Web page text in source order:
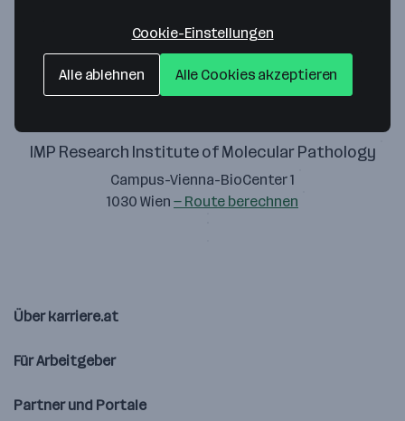
IMP Research Institute of Molecular Pathology
Campus-Vienna-BioCenter 1
1030 Wien — Route berechnen
Über karriere.at
Für Arbeitgeber
Partner und Portale
Cookie-Einstellungen
Alle ablehnen Alle Cookies akzeptieren